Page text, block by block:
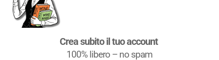
Marchio Reg. | P.IVA 03921390245
Condizioni d'uso|Privacy Policy|Cookie Policy
Crea subito il tuo account
100% libero – no spam